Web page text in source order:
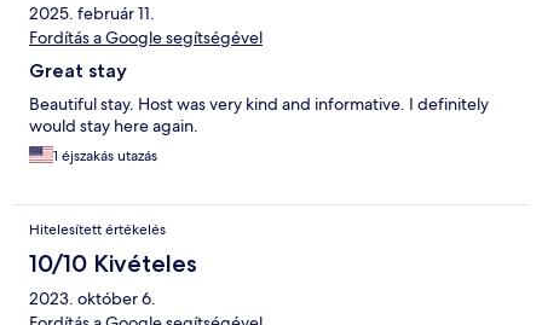
2025. február 11.
Fordítás a Google segítségével
Great stay
Beautiful stay. Host was very kind and informative. I definitely
would stay here again.
1 éjszakás utazás
Hitelesített értékelés
10/10 Kivételes
2023. október 6.